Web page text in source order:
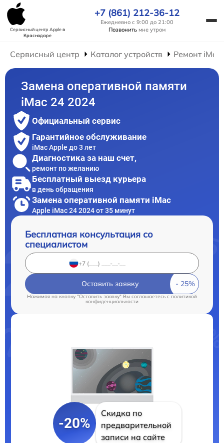
Сервисный центр Appleв
Краснодаре
+7 (861) 212-36-12
Ежедневно с 9:00 до 21:00
Позвонить мне утром
Сервисный центр Каталог устройств Ремонт iMac
Замена оперативной памяти
iMac 24 2024
Официальный сервис
Гарантийное обслуживание
iMac Apple до 3 лет
Диагностика за наш счет,
ремонт по желанию
Бесплатный выезд курьера
в день обращения
Замена оперативной памяти iMac
Apple iMac 24 2024 от 35 минут
Бесплатная консультация со
специалистом
Оставить заявку
Нажимая на кнопку "Оставить заявку" Вы соглашаетесь cполитикой
конфиденциальности
-20%
Скидка по
предварительной
записи на сайте